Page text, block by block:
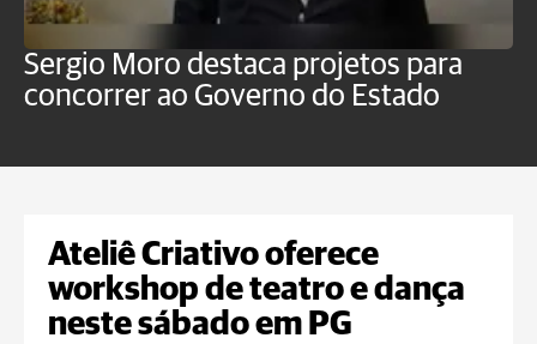
Sergio Moro destaca projetos para
concorrer ao Governo do Estado
Ateliê Criativo oferece
workshop de teatro e dança
neste sábado em PG